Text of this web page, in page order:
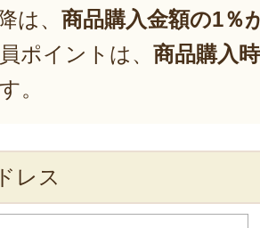
は、 商品購入金額の1％
ポイントは、 商品購入
。
レス